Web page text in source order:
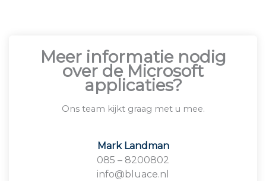
Meer informatie nodig
over de Microsoft
applicaties?
Ons team kijkt graag met u mee.
Mark Landman
085 – 8200802
info@bluace.nl